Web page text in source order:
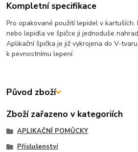
Kompletní specifikace
Pro opakované použití lepidel v
nebo lepidla ve špičce ji jednoduše
Aplikační špička je již vykrojena do V-
k pevnostnímu lepení.
Původ zboží
Zboží zařazeno v kategoriích
APLIKAČNÍ POMŮCKY
Příslušenství